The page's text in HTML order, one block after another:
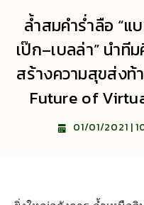
ล้ำสมคำร่ำลือ “แ
เป๊ก–เบลล่า” นำที
สร้างความสุขส่งท้
Future of
01/01/2021 |